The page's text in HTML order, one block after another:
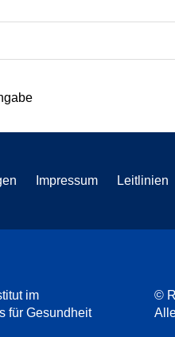
Impressum Leitlinien
im
für Gesundheit
©